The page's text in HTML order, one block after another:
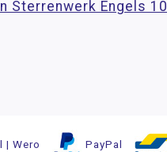
Sterrenwerk Engels
| Wero PayPal